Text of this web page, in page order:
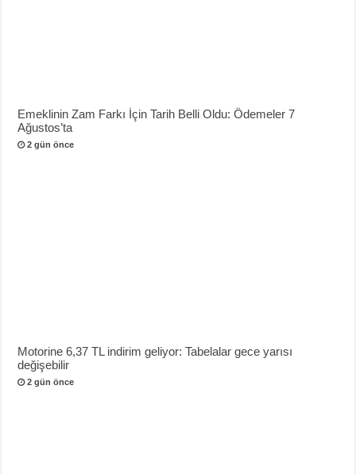
Emeklinin Zam Farkı İçin Tarih Belli Oldu: Ödemeler 7
Ağustos’ta
2 gün önce
Motorine 6,37 TL indirim geliyor: Tabelalar gece yarısı
değişebilir
2 gün önce